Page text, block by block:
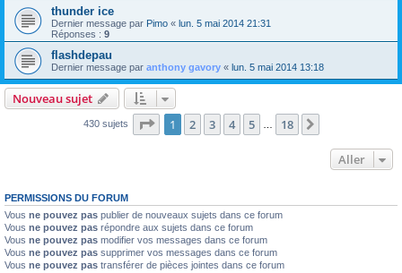
thunder ice
Dernier message par Pimo « lun. 5 mai 2014 21:31
Réponses : 9
flashdepau
Dernier message par anthony gavory « lun. 5 mai 2014 13:18
Nouveau sujet
430 sujets Page 1sur18
1 2 3 4 5 18
Aller
PERMISSIONS DU FORUM
Vous ne pouvez pas publier de nouveaux sujets dans ce forum
Vous ne pouvez pas répondre aux sujets dans ce forum
Vous ne pouvez pas modifier vos messages dans ce forum
Vous ne pouvez pas supprimer vos messages dans ce forum
Vous ne pouvez pas transférer de pièces jointes dans ce forum